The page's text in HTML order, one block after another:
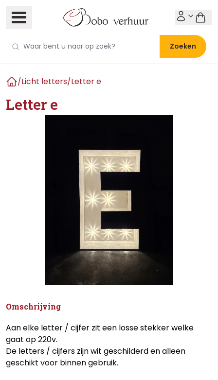
Zoeken
/Licht letters/Letter e
Letter e
Omschrijving
Aan elke letter / cijfer zit een losse stekker welke
gaat op 220v.
De letters / cijfers zijn wit geschilderd en alleen
geschikt voor binnen gebruik.